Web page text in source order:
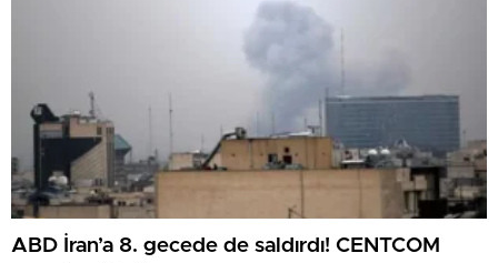
ABD İran’a 8. gecede de saldırdı! CENTCOM